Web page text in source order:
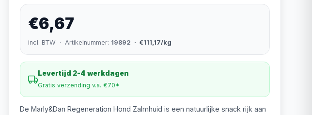
€6,67
incl. BTW · Artikelnummer: 19892 · €111,17/kg
Levertijd 2-4 werkdagen
Gratis verzending v.a. €70*
De Marly&Dan Regeneration Hond Zalmhuid is een natuurlijke snack rijk aan